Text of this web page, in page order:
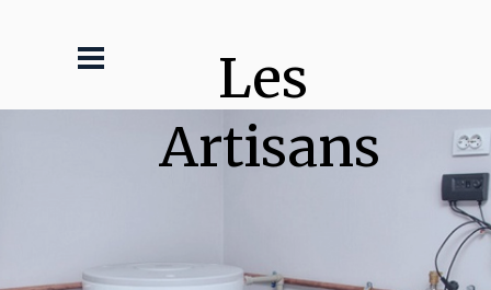
Les
Artisans